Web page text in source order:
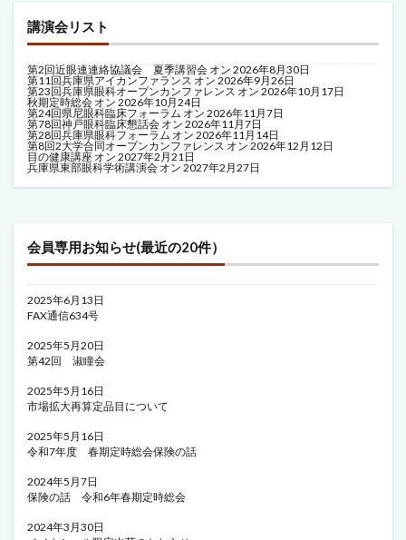
講演会リスト
第2回近眼連連絡協議会 夏季講習会 オン 2026年8月30日
第11回兵庫県アイカンファランス オン 2026年9月26日
第23回兵庫県眼科オープンカンファレンス オン 2026年10月17日
秋期定時総会 オン 2026年10月24日
第24回県尼眼科臨床フォーラム オン 2026年11月7日
第78回神戸眼科臨床懇話会 オン 2026年11月7日
第28回兵庫県眼科フォーラム オン 2026年11月14日
第8回2大学合同オープンカンファレンス オン 2026年12月12日
目の健康講座 オン 2027年2月21日
兵庫県東部眼科学術講演会 オン 2027年2月27日
会員専用お知らせ(最近の20件）
2025年6月13日
FAX通信634号
2025年5月20日
第42回 淑瞳会
2025年5月16日
市場拡大再算定品目について
2025年5月16日
令和7年度 春期定時総会保険の話
2024年5月7日
保険の話 令和6年春期定時総会
2024年3月30日